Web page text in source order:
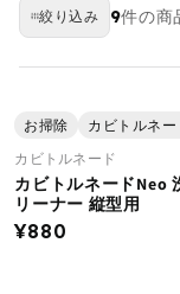
絞り込み 9件の商
お掃除 カビトルネー
カビトルネード
カビトルネードNeo
リーナー 縦型用
¥880